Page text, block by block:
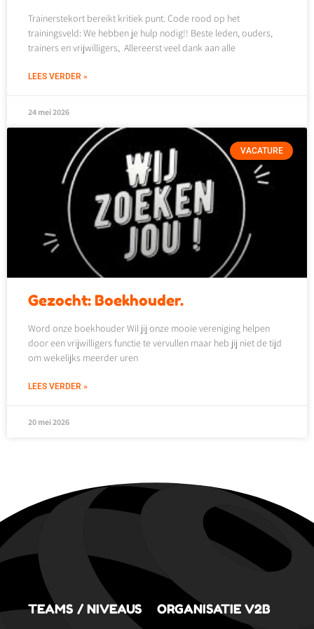
Trainerstekort bereikt kritiek punt. Code rood op het
trainingsveld: We hebben je hulp nodig!! Beste leden, ouders,
trainers en vrijwilligers, Allereerst veel dank aan alle
LEES VERDER »
24 mei 2026
VACATURE
Gezocht: Boekhouder.
Word onze boekhouder Wil jij onze mooie vereniging helpen
door een vrijwilligers functie te vervullen maar heb jij niet de tijd
om wekelijks meerder uren
LEES VERDER »
20 mei 2026
TEAMS / NIVEAUS ORGANISATIE V2B